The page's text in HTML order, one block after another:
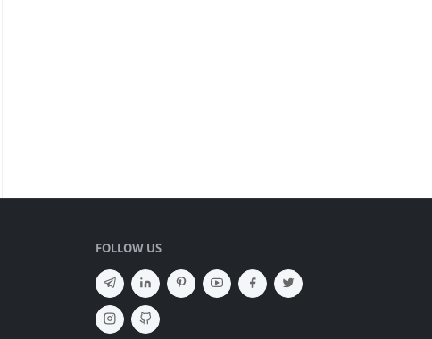
FOLLOW US